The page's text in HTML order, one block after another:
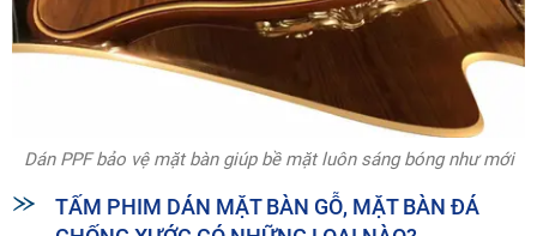
Dán PPF bảo vệ mặt bàn giúp bề mặt luôn sáng bóng như mới
TẤM PHIM DÁN MẶT BÀN GỖ, MẶT BÀN ĐÁ